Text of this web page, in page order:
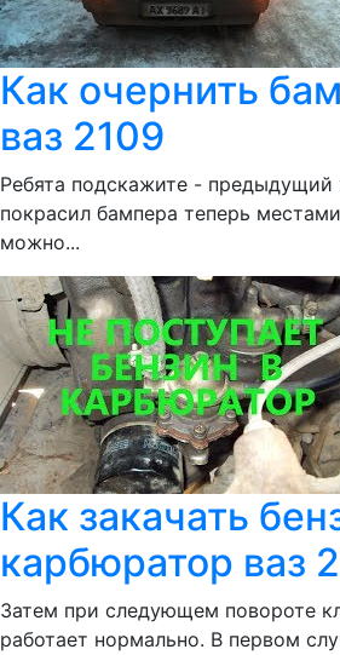
Как очернить
ваз 2109
Ребята подскажите -
покрасил бампера теперь
можно...
Как закачать
карбюратор ваз
Затем при следующем повороте
работает нормально. В первом